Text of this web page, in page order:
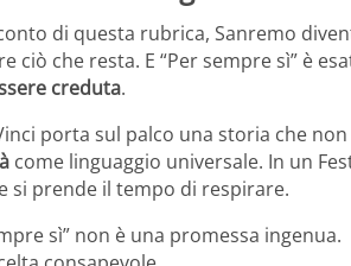
di questa rubrica, Sanremo
ciò che resta. E “Per sempre sì” è
creduta.
porta sul palco una storia che
come linguaggio universale. In un
si prende il tempo di respirare.
sì” non è una promessa ingenua.